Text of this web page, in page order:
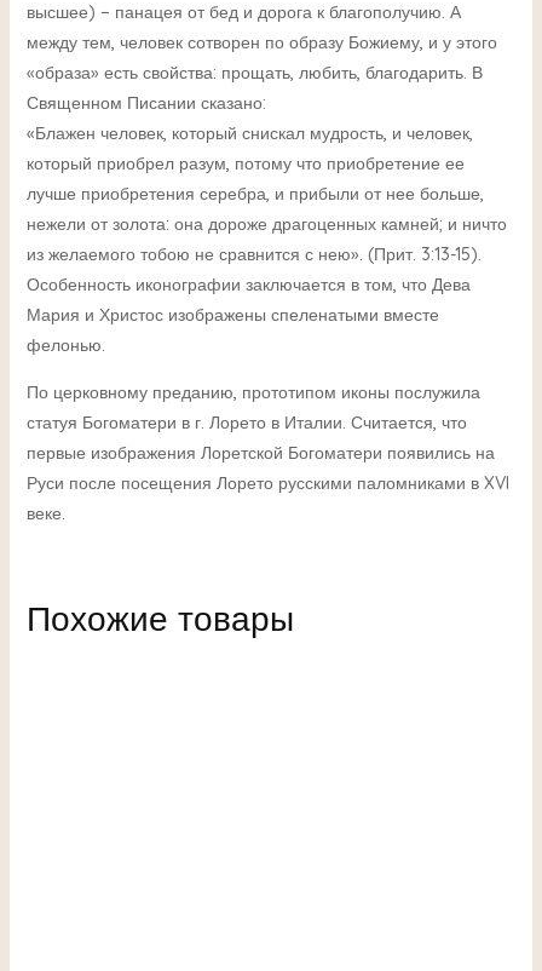
высшее) − панацея от бед и дорога к благополучию. А
между тем, человек сотворен по образу Божиему, и у этого
«образа» есть свойства: прощать, любить, благодарить. В
Священном Писании сказано:
«Блажен человек, который снискал мудрость, и человек,
который приобрел разум, потому что приобретение ее
лучше приобретения серебра, и прибыли от нее больше,
нежели от золота: она дороже драгоценных камней; и ничто
из желаемого тобою не сравнится с нею». (Прит. 3:13-15).
Особенность иконографии заключается в том, что Дева
Мария и Христос изображены спеленатыми вместе
фелонью.
По церковному преданию, прототипом иконы послужила
статуя Богоматери в г. Лорето в Италии. Считается, что
первые изображения Лоретской Богоматери появились на
Руси после посещения Лорето русскими паломниками в XVI
веке.
Похожие товары